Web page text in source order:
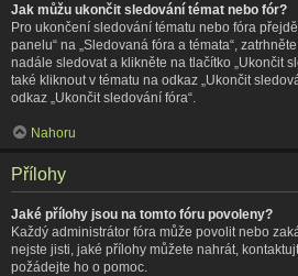
Jak můžu ukončit sledování témat nebo fór?
Pro ukončení sledování tématu nebo fóra
panelu“ na „Sledovaná fóra a témata“,
nadále sledovat a klikněte na tlačítko „Ukončit
také kliknout v tématu na odkaz „Ukončit
odkaz „Ukončit sledování fóra“.
Nahoru
Přílohy
Jaké přílohy jsou na tomto fóru povoleny?
Každý administrátor fóra může povolit nebo
nejste jisti, jaké přílohy můžete nahrát,
požádejte ho o pomoc.